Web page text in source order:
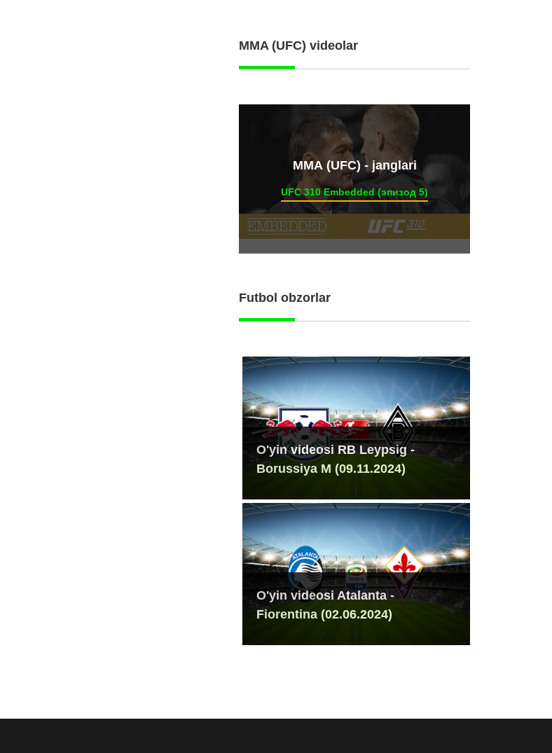
MMA (UFC) videolar
ММА (UFC) - janglari
UFC 310 Embedded (эпизод 5)
Futbol obzorlar
O'yin videosi RB Leypsig -
Borussiya M (09.11.2024)
O'yin videosi Atalanta -
Fiorentina (02.06.2024)